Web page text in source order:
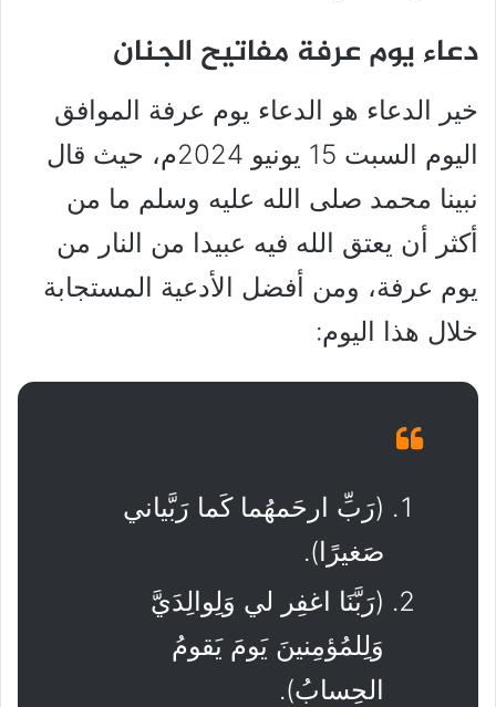
دعاء يوم عرفة مفاتيح الجنان
خير الدعاء هو الدعاء يوم عرفة الموافق
اليوم السبت 15 يونيو 2024م، حيث قال
نبينا محمد صلى الله عليه وسلم ما من
أكثر أن يعتق الله فيه عبيدا من النار من
يوم عرفة، ومن أفضل الأدعية المستجابة
خلال هذا اليوم:
(رَبِّ ارحَمهُما كَما رَبَّياني
صَغيرًا).
(رَبَّنَا اغفِر لي وَلِوالِدَيَّ
وَلِلمُؤمِنينَ يَومَ يَقومُ
الحِسابُ).